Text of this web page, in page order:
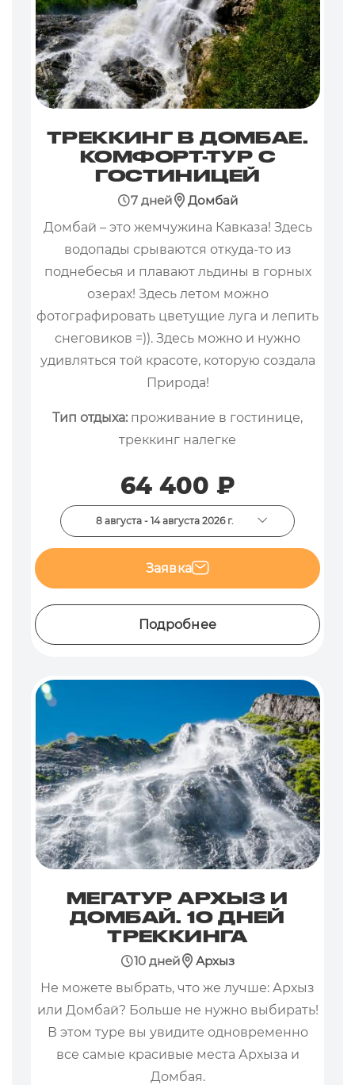
ТРЕККИНГ В ДОМБАЕ.
КОМФОРТ-ТУР С
ГОСТИНИЦЕЙ
7 дней
Домбай
Домбай – это жемчужина Кавказа! Здесь
водопады срываются откуда-то из
поднебесья и плавают льдины в горных
озерах! Здесь летом можно
фотографировать цветущие луга и лепить
снеговиков =)). Здесь можно и нужно
удивляться той красоте, которую создала
Природа!
Тип отдыха: проживание в гостинице,
треккинг налегке
64 400 ₽
8 августа - 14 августа 2026 г.
Подробнее
Заявка
МЕГАТУР АРХЫЗ И
ДОМБАЙ. 10 ДНЕЙ
ТРЕККИНГА
10 дней
Архыз
Не можете выбрать, что же лучше: Архыз
или Домбай? Больше не нужно выбирать!
В этом туре вы увидите одновременно
все самые красивые места Архыза и
Домбая.